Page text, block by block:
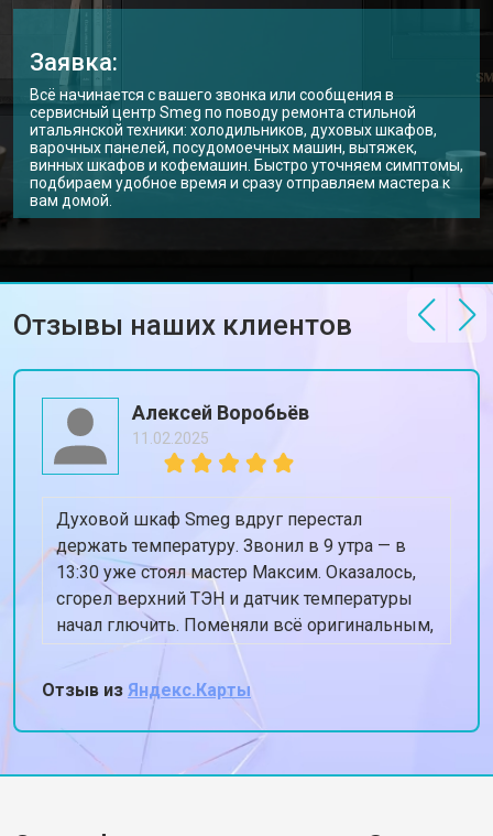
Заявка:
Всё начинается с вашего звонка или сообщения в
сервисный центр Smeg по поводу ремонта стильной
итальянской техники: холодильников, духовых шкафов,
варочных панелей, посудомоечных машин, вытяжек,
винных шкафов и кофемашин. Быстро уточняем симптомы,
подбираем удобное время и сразу отправляем мастера к
вам домой.
Отзывы наших клиентов
Алексей Воробьёв
11.02.2025
Духовой шкаф Smeg вдруг перестал
держать температуру. Звонил в 9 утра — в
13:30 уже стоял мастер Максим. Оказалось,
сгорел верхний ТЭН и датчик температуры
начал глючить. Поменяли всё оригинальным,
духовка теперь греет ровно 180, когда
ставлю 180. Спасибо, жена снова готовит
Отзыв из Яндекс.Карты